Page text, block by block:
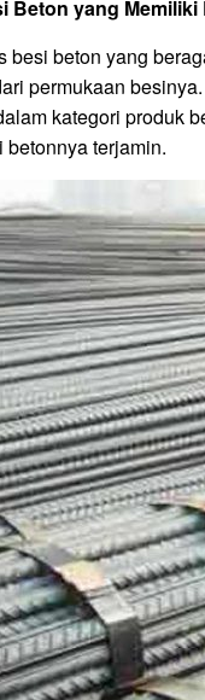
Beton yang Memiliki
besi beton yang
permukaan
kategori produk
terjamin.